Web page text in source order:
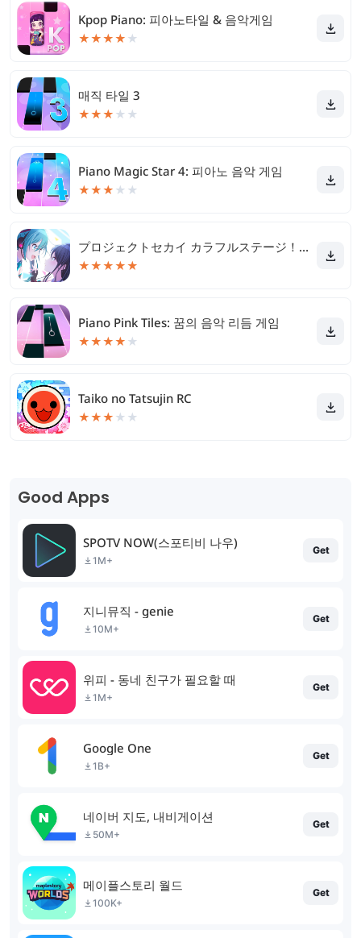
Kpop Piano: 피아노타일 & 음악게임
★★★★ ★
매직 타일 3
★★★ ★ ★
Piano Magic Star 4: 피아노 음악 게임
★★★ ★ ★
プロジェクトセカイ カラフルステージ！ feat. 初音ミク
★★★★★
Piano Pink Tiles: 꿈의 음악 리듬 게임
★★★★ ★
Taiko no Tatsujin RC
★★★ ★ ★
Good Apps
SPOTV NOW(스포티비 나우)
1M+
Get
지니뮤직 - genie
10M+
Get
위피 - 동네 친구가 필요할 때
1M+
Get
Google One
1B+
Get
네이버 지도, 내비게이션
50M+
Get
메이플스토리 월드
100K+
Get